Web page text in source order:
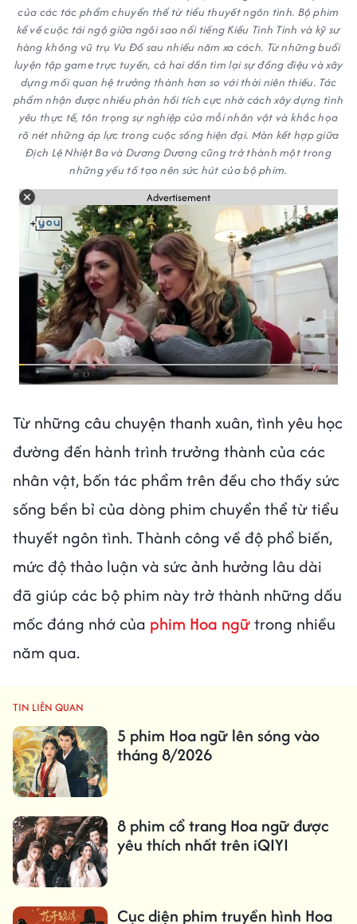
của các tác phẩm chuyển thể từ tiểu thuyết ngôn tình. Bộ phim
kể về cuộc tái ngộ giữa ngôi sao nổi tiếng Kiều Tinh Tinh và kỹ sư
hàng không vũ trụ Vu Đồ sau nhiều năm xa cách. Từ những buổi
luyện tập game trực tuyến, cả hai dần tìm lại sự đồng điệu và xây
dựng mối quan hệ trưởng thành hơn so với thời niên thiếu. Tác
phẩm nhận được nhiều phản hồi tích cực nhờ cách xây dựng tình
yêu thực tế, tôn trọng sự nghiệp của mỗi nhân vật và khắc họa
rõ nét những áp lực trong cuộc sống hiện đại. Màn kết hợp giữa
Địch Lệ Nhiệt Ba và Dương Dương cũng trở thành một trong
những yếu tố tạo nên sức hút của bộ phim.
Advertisement
Từ những câu chuyện thanh xuân, tình yêu học
đường đến hành trình trưởng thành của các
nhân vật, bốn tác phẩm trên đều cho thấy sức
sống bền bỉ của dòng phim chuyển thể từ tiểu
thuyết ngôn tình. Thành công về độ phổ biến,
mức độ thảo luận và sức ảnh hưởng lâu dài
đã giúp các bộ phim này trở thành những dấu
mốc đáng nhớ của phim Hoa ngữtrong nhiều
năm qua.
TIN LIÊN QUAN
5 phim Hoa ngữ lên sóng vào
tháng 8/2026
8 phim cổ trang Hoa ngữ được
yêu thích nhất trên iQIYI
Cục diện phim truyền hình Hoa